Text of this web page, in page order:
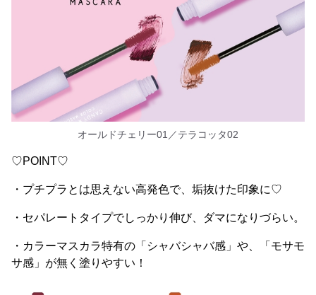
オールドチェリー01／テラコッタ02
♡POINT♡
・プチプラとは思えない高発色で、垢抜けた印象に♡
・セパレートタイプでしっかり伸び、ダマになりづらい。
・カラーマスカラ特有の「シャバシャバ感」や、「モサモ
サ感」が無く塗りやすい！